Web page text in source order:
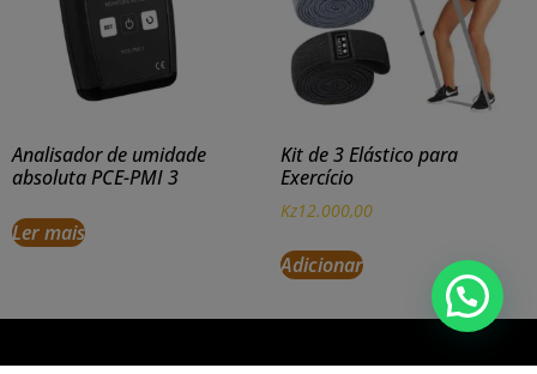
Analisador de umidade
absoluta PCE-PMI 3
Ler mais
Kit de 3 Elástico para
Exercício
Kz12.000,00
Adicionar